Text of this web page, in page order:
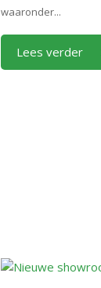
waaronder...
Lees verder